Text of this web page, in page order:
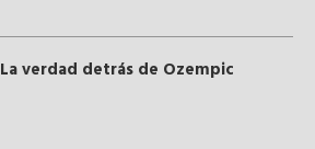
La verdad detrás de Ozempic